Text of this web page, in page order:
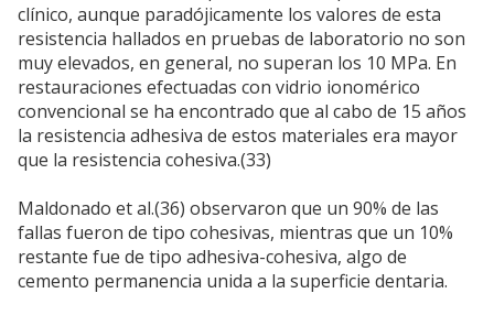
clínico, aunque paradójicamente los valores de esta
resistencia hallados en pruebas de laboratorio no son
muy elevados, en general, no superan los 10 MPa. En
restauraciones efectuadas con vidrio ionomérico
convencional se ha encontrado que al cabo de 15 años
la resistencia adhesiva de estos materiales era mayor
que la resistencia cohesiva.(33)
Maldonado et al.(36) observaron que un 90% de las
fallas fueron de tipo cohesivas, mientras que un 10%
restante fue de tipo adhesiva-cohesiva, algo de
cemento permanencia unida a la superficie dentaria.